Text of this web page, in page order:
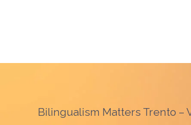
Bilingualism Matters Trento –